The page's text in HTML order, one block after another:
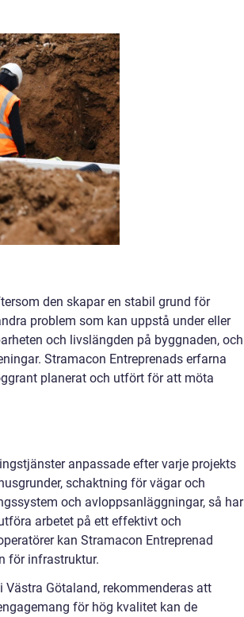
den skapar en stabil grund för
problem som kan uppstå under eller
och livslängden på byggnaden, och
Stramacon Entreprenads erfarna
planerat och utfört för att möta
anpassade efter varje projekts
schaktning för vägar och
och avloppsanläggningar, så har
arbetet på ett effektivt och
kan Stramacon Entreprenad
för infrastruktur.
Götaland, rekommenderas att
för hög kvalitet kan de